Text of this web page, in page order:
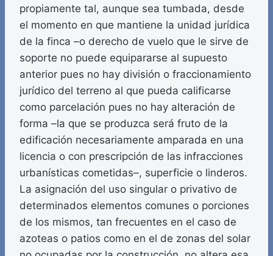
propiamente tal, aunque sea tumbada, desde
el momento en que mantiene la unidad jurídica
de la finca –o derecho de vuelo que le sirve de
soporte no puede equipararse al supuesto
anterior pues no hay división o fraccionamiento
jurídico del terreno al que pueda calificarse
como parcelación pues no hay alteración de
forma –la que se produzca será fruto de la
edificación necesariamente amparada en una
licencia o con prescripción de las infracciones
urbanísticas cometidas–, superficie o linderos.
La asignación del uso singular o privativo de
determinados elementos comunes o porciones
de los mismos, tan frecuentes en el caso de
azoteas o patios como en el de zonas del solar